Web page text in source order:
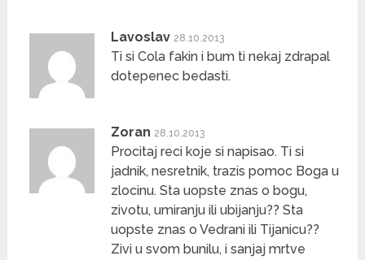
Lavoslav 28.10.2013
Ti si Cola fakin i bum ti nekaj zdrapal
dotepenec bedasti.
Zoran 28.10.2013
Procitaj reci koje si napisao. Ti si
jadnik, nesretnik, trazis pomoc Boga u
zlocinu. Sta uopste znas o bogu,
zivotu, umiranju ili ubijanju?? Sta
uopste znas o Vedrani ili Tijanicu??
Zivi u svom bunilu, i sanjaj mrtve